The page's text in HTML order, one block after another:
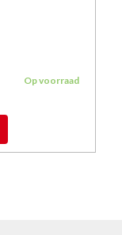
Op voorraad